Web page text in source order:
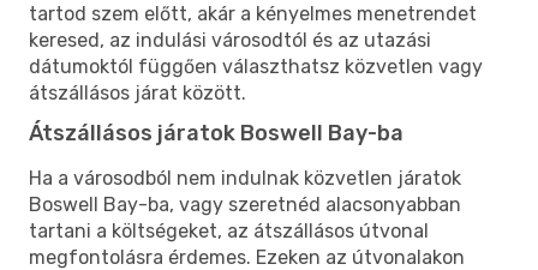
tartod szem előtt, akár a kényelmes menetrendet
keresed, az indulási városodtól és az utazási
dátumoktól függően választhatsz közvetlen vagy
átszállásos járat között.
Átszállásos járatok Boswell Bay-ba
Ha a városodból nem indulnak közvetlen járatok
Boswell Bay-ba, vagy szeretnéd alacsonyabban
tartani a költségeket, az átszállásos útvonal
megfontolásra érdemes. Ezeken az útvonalakon